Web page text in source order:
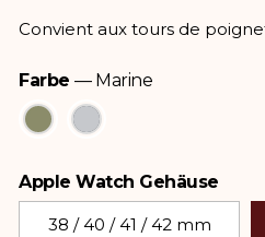
Convient aux tours de
Farbe —Marine
Farbe
Apple Watch Gehäuse
Apple Watch Gehäuse
38 / 40 / 41 / 42 mm